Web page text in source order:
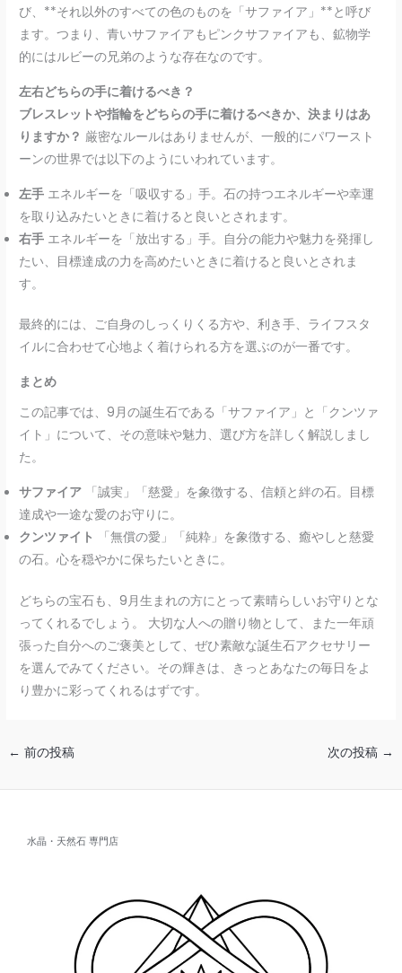
び、**それ以外のすべての色のものを「サファイア」**と呼び
ます。つまり、青いサファイアもピンクサファイアも、鉱物学
的にはルビーの兄弟のような存在なのです。
左右どちらの手に着けるべき？
ブレスレットや指輪をどちらの手に着けるべきか、決まりはあ
りますか？ 厳密なルールはありませんが、一般的にパワースト
ーンの世界では以下のようにいわれています。
左手 エネルギーを「吸収する」手。石の持つエネルギーや幸運
を取り込みたいときに着けると良いとされます。
右手 エネルギーを「放出する」手。自分の能力や魅力を発揮し
たい、目標達成の力を高めたいときに着けると良いとされま
す。
最終的には、ご自身のしっくりくる方や、利き手、ライフスタ
イルに合わせて心地よく着けられる方を選ぶのが一番です。
まとめ
この記事では、9月の誕生石である「サファイア」と「クンツァ
イト」について、その意味や魅力、選び方を詳しく解説しまし
た。
サファイア 「誠実」「慈愛」を象徴する、信頼と絆の石。目標
達成や一途な愛のお守りに。
クンツァイト
「無償の愛」「純粋」を象徴する、癒やしと慈愛
の石。心を穏やかに保ちたいときに。
どちらの宝石も、9月生まれの方にとって素晴らしいお守りとな
ってくれるでしょう。 大切な人への贈り物として、また一年頑
張った自分へのご褒美として、ぜひ素敵な誕生石アクセサリー
を選んでみてください。その輝きは、きっとあなたの毎日をよ
り豊かに彩ってくれるはずです。
← 前の投稿 次の投稿 →
水晶・天然石 専門店